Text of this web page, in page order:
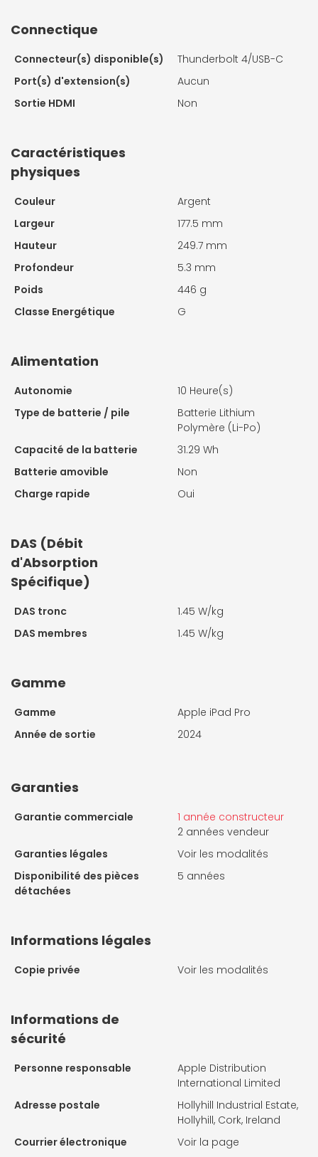
Connectique
Connecteur(s) disponible(s)
Thunderbolt 4/USB-C
Port(s) d'extension(s)
Aucun
Sortie HDMI
Non
Caractéristiques
physiques
Couleur
Argent
Largeur
177.5 mm
Hauteur
249.7 mm
Profondeur
5.3 mm
Poids
446 g
Classe Energétique
G
Alimentation
Autonomie
10 Heure(s)
Type de batterie / pile
Batterie Lithium
Polymère (Li-Po)
Capacité de la batterie
31.29 Wh
Batterie amovible
Non
Charge rapide
Oui
DAS (Débit
d'Absorption
Spécifique)
DAS tronc
1.45 W/kg
DAS membres
1.45 W/kg
Gamme
Gamme
Apple iPad Pro
Année de sortie
2024
Garanties
Garantie commerciale
1 année constructeur
2 années vendeur
Garanties légales
Voir les modalités
Disponibilité des pièces
détachées
5 années
Informations légales
Copie privée Voir les modalités
Informations de
sécurité
Personne responsable
Apple Distribution
International Limited
Adresse postale
Hollyhill Industrial Estate,
Hollyhill, Cork, Ireland
Courrier électronique
Voir la page